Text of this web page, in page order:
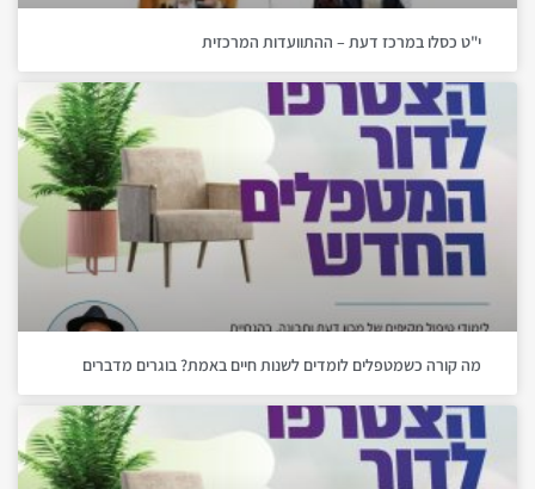
י"ט כסלו במרכז דעת – ההתוועדות המרכזית
מה קורה כשמטפלים לומדים לשנות חיים באמת? בוגרים מדברים